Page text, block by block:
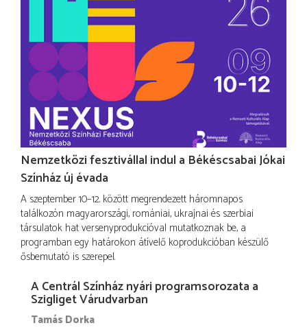
Nemzetközi fesztivállal indul a Békéscsabai Jókai
Színház új évada
A szeptember 10–12. között megrendezett háromnapos
találkozón magyarországi, romániai, ukrajnai és szerbiai
társulatok hat versenyprodukcióval mutatkoznak be, a
programban egy határokon átívelő koprodukcióban készülő
ősbemutató is szerepel.
A Centrál Színház nyári programsorozata a
Szigliget Várudvarban
Tamás Dorka